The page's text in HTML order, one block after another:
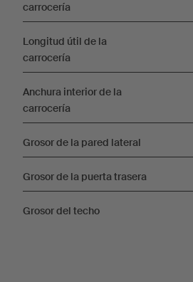
carrocería
Longitud útil de la
carrocería
Anchura interior de la
carrocería
Grosor de la pared lateral
Grosor de la puerta trasera
Grosor del techo